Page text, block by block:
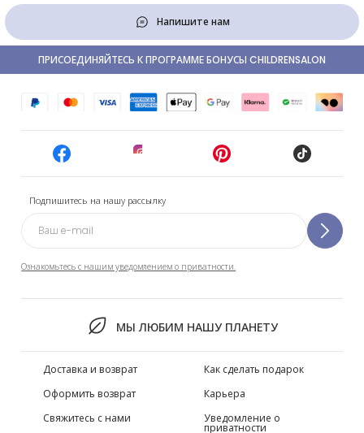
Напишите нам
Подпишитесь на нашу рассылку
Ознакомьтесь с нашим уведомлением о приватности.
МЫ ЛЮБИМ НАШУ ПЛАНЕТУ
ПРИСОЕДИНЯЙТЕСЬ К ПРОГРАММЕ БОНУСЫ CHILDRENSALON
Доставка и возврат
Оформить возврат
Свяжитесь с нами
Как сделать подарок
Карьера
Уведомление о
приватности